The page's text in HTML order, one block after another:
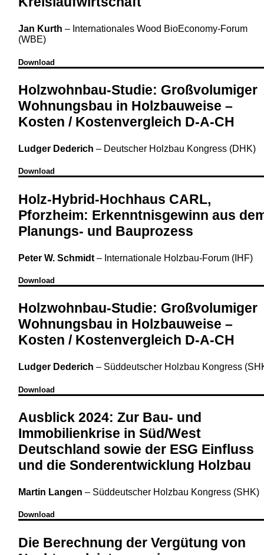
Jan Kurth – Internationales Wood BioEconomy-Forum
(WBE)
Download
Holzwohnbau-Studie: Großvolumiger
Wohnungsbau in Holzbauweise –
Kosten / Kostenvergleich D-A-CH
Ludger Dederich – Deutscher Holzbau Kongress (DHK)
Download
Holz-Hybrid-Hochhaus CARL,
Pforzheim: Erkenntnisgewinn aus
Planungs- und Bauprozess
Peter W. Schmidt – Internationale Holzbau-Forum (IHF)
Download
Holzwohnbau-Studie: Großvolumiger
Wohnungsbau in Holzbauweise –
Kosten / Kostenvergleich D-A-CH
Ludger Dederich – Süddeutscher Holzbau Kongress
Download
Ausblick 2024: Zur Bau- und
Immobilienkrise in Süd/West
Deutschland sowie der ESG Einfluss
und die Sonderentwicklung Holzbau
Martin Langen – Süddeutscher Holzbau Kongress (SHK)
Download
Die Berechnung der Vergütung von